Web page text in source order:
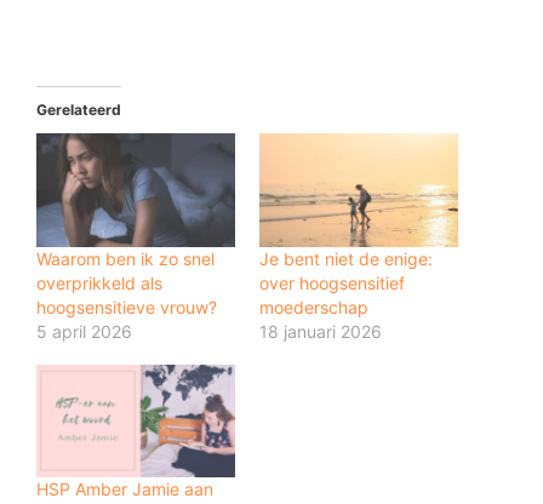
Gerelateerd
Waarom ben ik zo snel
overprikkeld als
hoogsensitieve vrouw?
5 april 2026
Je bent niet de enige:
over hoogsensitief
moederschap
18 januari 2026
HSP Amber Jamie aan